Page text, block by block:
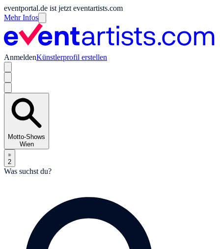
eventportal.de ist jetzt eventartists.com
Mehr Infos
AnmeldenKünstlerprofil erstellen
Motto-Shows
Wien
2
Was suchst du?